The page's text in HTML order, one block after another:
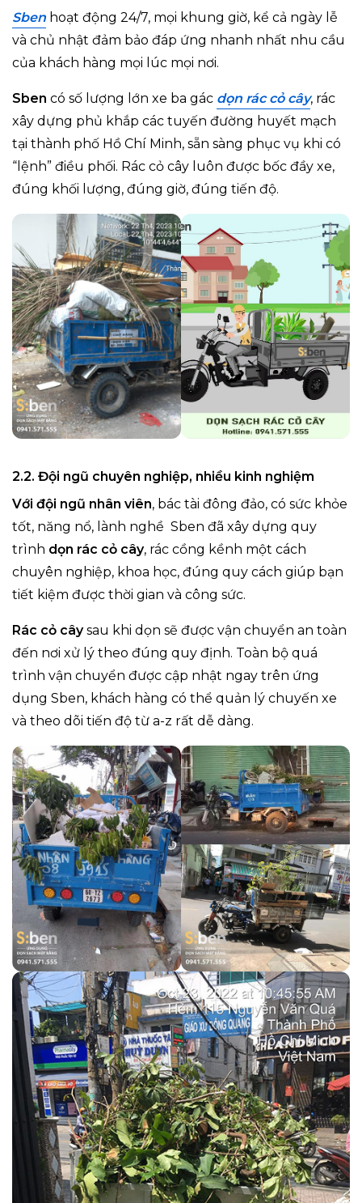
Sben hoạt động 24/7, mọi khung giờ, kể cả ngày lễ
và chủ nhật đảm bảo đáp ứng nhanh nhất nhu cầu
của khách hàng mọi lúc mọi nơi.
Sben có số lượng lớn xe ba gác dọn rác cỏ cây, rác
xây dựng phủ khắp các tuyến đường huyết mạch
tại thành phố Hồ Chí Minh, sẵn sàng phục vụ khi có
“lệnh” điều phối. Rác cỏ cây luôn được bốc đầy xe,
đúng khối lượng, đúng giờ, đúng tiến độ.
2.2. Đội ngũ chuyên nghiệp, nhiều kinh nghiệm
Với đội ngũ nhân viên, bác tài đông đảo, có sức khỏe
tốt, năng nổ, lành nghề Sben đã xây dựng quy
trình dọn rác cỏ cây, rác cồng kềnh một cách
chuyên nghiệp, khoa học, đúng quy cách giúp bạn
tiết kiệm được thời gian và công sức.
Rác cỏ câysau khi dọn sẽ được vận chuyển an toàn
đến nơi xử lý theo đúng quy định. Toàn bộ quá
trình vận chuyển được cập nhật ngay trên ứng
dụng Sben, khách hàng có thể quản lý chuyến xe
và theo dõi tiến độ từ a-z rất dễ dàng.